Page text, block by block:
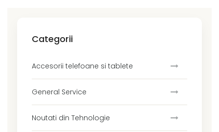
Categorii
Accesorii telefoane si tablete
General Service
Noutati din Tehnologie